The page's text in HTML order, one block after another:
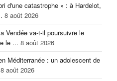
d'une catastrophe » : à Hardelot,
8 août 2026
Vendée va-t-il poursuivre le
le ... 8 août 2026
Méditerranée : un adolescent de
8 août 2026